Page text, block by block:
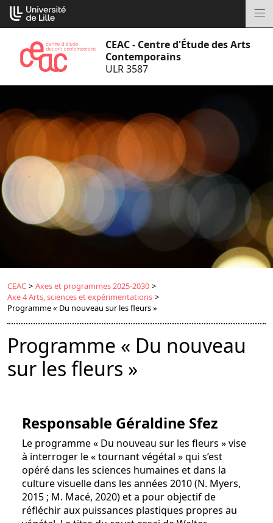
Aller
au
CEAC - Centre d'Étude des Arts
Contemporains
ULR 3587
CEAC > Axes et programmes 2025-2030 >
Axe 4 Arts, sciences et expérimentations >
Programme « Du nouveau sur les fleurs »
Programme « Du nouveau
sur les fleurs »
Responsable Géraldine Sfez
Le programme « Du nouveau sur les fleurs » vise
à interroger le « tournant végétal » qui s’est
opéré dans les sciences humaines et dans la
culture visuelle dans les années 2010 (N. Myers,
2015 ; M. Macé, 2020) et a pour objectif de
réfléchir aux puissances plastiques propres au
Cookies management panel